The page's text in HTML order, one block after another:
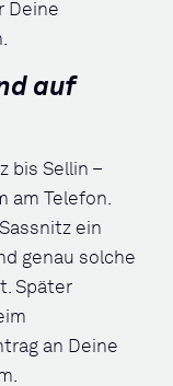
Deine
auf
bis Sellin –
am Telefon.
ein
genau solche
Später
an Deine